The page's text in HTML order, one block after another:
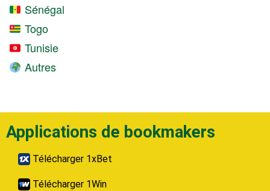
Sénégal
Togo
Tunisie
Autres
Applications de bookmakers
Télécharger 1xBet
Télécharger 1Win